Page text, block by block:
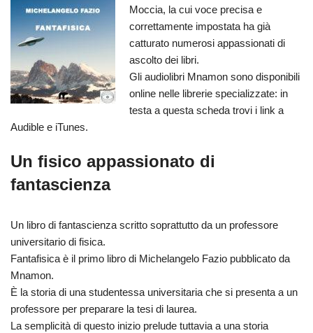
Moccia, la cui voce precisa e
correttamente impostata ha già
catturato numerosi appassionati di
ascolto dei libri.
Gli audiolibri Mnamon sono disponibili
online nelle librerie specializzate: in
testa a questa scheda trovi i link a
Audible e iTunes.
Un fisico appassionato di
fantascienza
Un libro di fantascienza scritto soprattutto da un professore
universitario di fisica.
Fantafisica è il primo libro di Michelangelo Fazio pubblicato da
Mnamon.
È la storia di una studentessa universitaria che si presenta a un
professore per preparare la tesi di laurea.
La semplicità di questo inizio prelude tuttavia a una storia